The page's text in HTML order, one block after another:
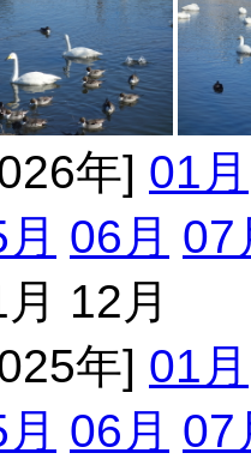
年] 01月
06月 07
12月
年] 01月
06月 07